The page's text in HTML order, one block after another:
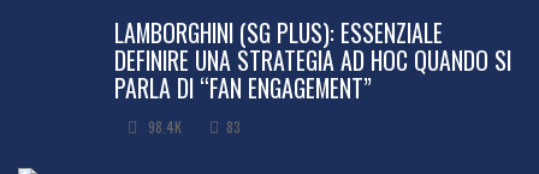
LAMBORGHINI (SG PLUS): ESSENZIALE
DEFINIRE UNA STRATEGIA AD HOC QUANDO SI
PARLA DI “FAN ENGAGEMENT”
98.4K 83